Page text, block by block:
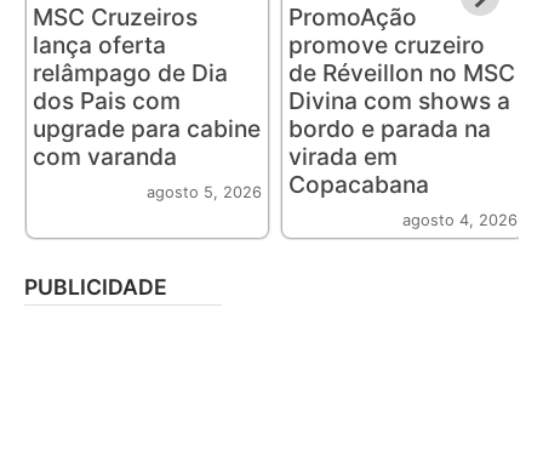
MSC Cruzeiros
lança oferta
relâmpago de Dia
dos Pais com
upgrade para cabine
com varanda
agosto 5, 2026
PromoAção
promove cruzeiro
de Réveillon no MSC
Divina com shows a
bordo e parada na
virada em
Copacabana
agosto 4, 2026
PUBLICIDADE